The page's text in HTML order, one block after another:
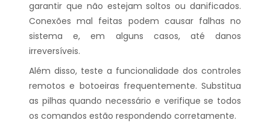
garantir que não estejam soltos ou danificados.
Conexões mal feitas podem causar falhas no
sistema e, em alguns casos, até danos
irreversíveis.
Além disso, teste a funcionalidade dos controles
remotos e botoeiras frequentemente. Substitua
as pilhas quando necessário e verifique se todos
os comandos estão respondendo corretamente.